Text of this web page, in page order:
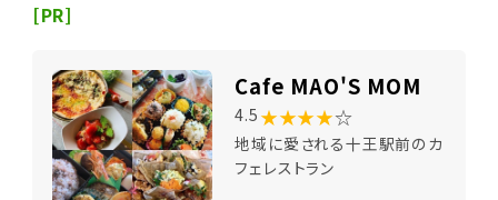
[PR]
Cafe MAO'S MOM
4.5 ★★★★☆
地域に愛される十王駅前のカ
フェレストラン